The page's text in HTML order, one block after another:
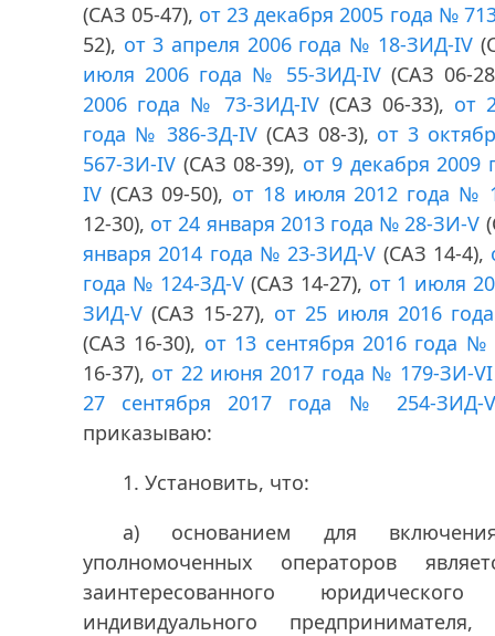
(САЗ 05-47), от 23 декабря 2005 года №
52), от 3 апреля 2006 года № 18-ЗИД-IV
июля 2006 года № 55-ЗИД-IV (САЗ 06-
2006 года № 73-ЗИД-IV (САЗ 06-33), от
года № 386-ЗД-IV(САЗ 08-3), от 3
567-ЗИ-IV (САЗ 08-39), от 9 декабря
IV (САЗ 09-50), от 18 июля 2012 года №
12-30), от 24 января 2013 года № 28-ЗИ-V
января 2014 года № 23-ЗИД-V (САЗ 14-4),
года № 124-ЗД-V(САЗ 14-27), от 1 июля
ЗИД-V (САЗ 15-27), от 25 июля 2016
(САЗ 16-30), от 13 сентября 2016 года
16-37), от 22 июня 2017 года № 179-ЗИ-VI
27 сентября 2017 года № 254-ЗИД-
приказываю:
1. Установить, что:
а) основанием для
уполномоченных операторов
заинтересованного
индивидуального